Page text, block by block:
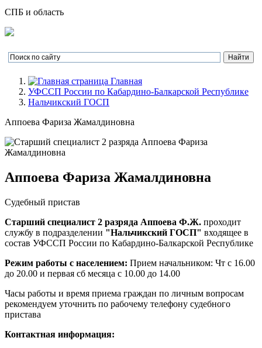
СПБ и область
Главная
УФССП России по Кабардино-Балкарской Республике
Нальчикский ГОСП
Аппоева Фариза Жамалдиновна
Аппоева Фариза Жамалдиновна
Судебный пристав
Старший специалист 2 разряда Аппоева Ф.Ж. проходит
службу в подразделении "Нальчикский ГОСП" входящее в
состав УФССП России по Кабардино-Балкарской Республике
Режим работы с населением: Прием начальником: Чт с 16.00
до 20.00 и первая сб месяца с 10.00 до 14.00
Часы работы и время приема граждан по личным вопросам
рекомендуем уточнить по рабочему телефону судебного
пристава
Контактная информация: